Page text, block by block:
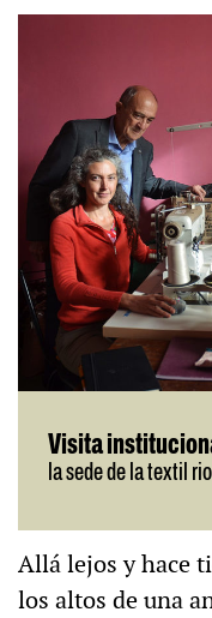
Visita
la sede de la textil
Allá lejos y hace
los altos de una